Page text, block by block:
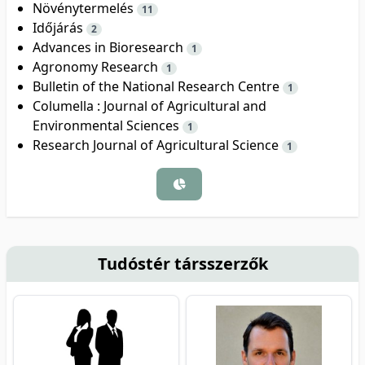
Növénytermelés 11
Időjárás 2
Advances in Bioresearch 1
Agronomy Research 1
Bulletin of the National Research Centre 1
Columella : Journal of Agricultural and
Environmental Sciences
1
Research Journal of Agricultural Science 1
Tudóstér társszerzők